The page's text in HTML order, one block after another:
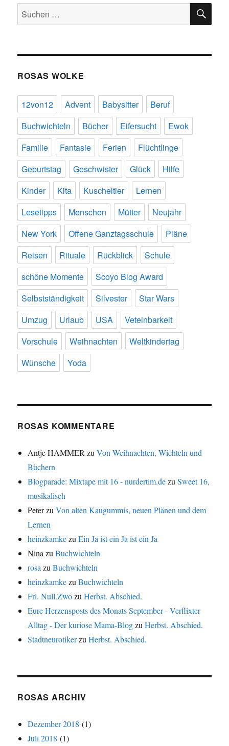
Suchen
nach:
ROSAS WOLKE
12von12 Advent Babysitter
Beruf
Buchwichteln
Bücher Eifersucht
Ewok
Familie
Fantasie Ferien
Flüchtlinge
Geburtstag
Geschwister Glück
Hilfe
Kinder
Kita Kuscheltier
Lernen
Lesetipps
Menschen Mütter
Neujahr
New York
Offene Ganztagsschule
Pläne
Reisen
Rituale Rückblick
Schule
schöne Momente
Scoyo Blog Award
Selbstständigkeit
Silvester
Star Wars
Umzug
Urlaub USA
Veteinbarkeit
Vorschule
Weihnachten
Weltkindertag
Wünsche
Yoda
ROSAS KOMMENTARE
Antje HAMMER zuVon Weihnachten, Wichteln und
Büchern
Blogparade: Mixtape mit 16 - nurdertim.dezuSweet 16,
musikalisch
PeterzuVon alten Kaugummis, neuen Plänen und dem
Lernen
heinzkamkezuEin Ja ist ein Ja ist ein Ja
Nina zuBuchwichteln
rosa zuBuchwichteln
heinzkamkezuBuchwichteln
Frl. Null.ZwozuHerbst. Abschied.
Eure Herzensposts des Monats September - Verflixter
Alltag - Der kuriose Mama-BlogzuHerbst. Abschied.
StadtneurotikerzuHerbst. Abschied.
ROSAS ARCHIV
Dezember 2018 (1)
Juli 2018 (1)